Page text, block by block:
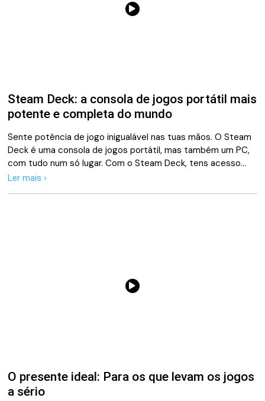
Steam Deck: a consola de jogos portátil mais
potente e completa do mundo
Sente potência de jogo inigualável nas tuas mãos. O Steam
Deck é uma consola de jogos portátil, mas também um PC,
com tudo num só lugar. Com o Steam Deck, tens acesso…
Ler mais ›
O presente ideal: Para os que levam os jogos
a sério